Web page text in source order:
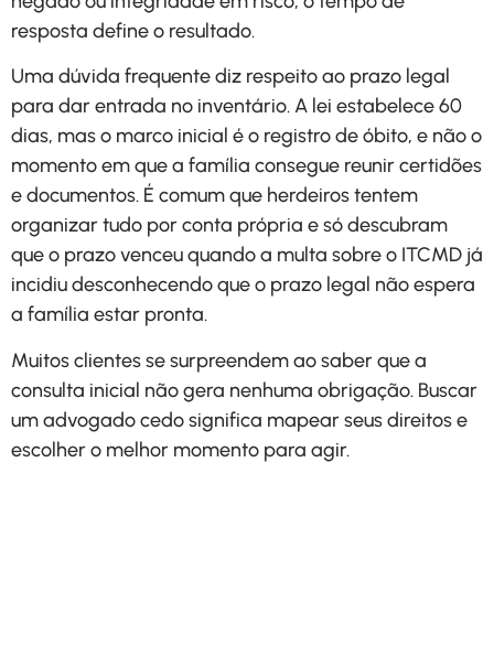
resposta define o resultado.
Uma dúvida frequente diz respeito ao prazo legal
para dar entrada no inventário. A lei estabelece 60
dias, mas o marco inicial é o registro de óbito, e não o
momento em que a família consegue reunir certidões
e documentos. É comum que herdeiros tentem
organizar tudo por conta própria e só descubram
que o prazo venceu quando a multa sobre o ITCMD já
incidiu desconhecendo que o prazo legal não espera
a família estar pronta.
Muitos clientes se surpreendem ao saber que a
consulta inicial não gera nenhuma obrigação. Buscar
um advogado cedo significa mapear seus direitos e
escolher o melhor momento para agir.